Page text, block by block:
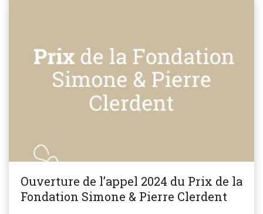
Ouverture de l’appel 2024 du Prix de la
Fondation Simone & Pierre Clerdent